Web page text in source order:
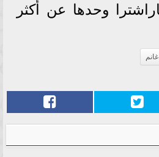
وحدها عن أكثر